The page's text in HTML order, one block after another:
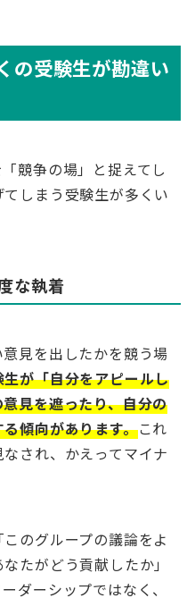
の受験生が勘違い
競争の場」と捉えてし
しまう受験生が多くい
な執着
見を出したかを競う場
が「自分をアピールし
見を遮ったり、自分の
傾向があります。これ
され、かえってマイナ
のグループの議論をよ
たがどう貢献したか」
ダーシップではなく、